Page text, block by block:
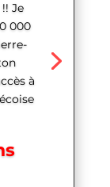
Je
000
à